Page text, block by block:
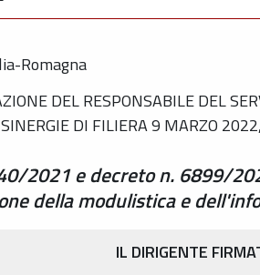
Romagna
DEL RESPONSABILE DEL
DI FILIERA 9 MARZO
2021 e decreto n. 6899/
della modulistica e
IL DIRIGENTE